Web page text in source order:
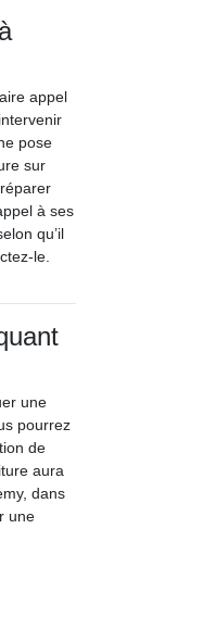
appel
pose
sur
à ses
qu’il
le.
une
pourrez
de
aura
dans
une